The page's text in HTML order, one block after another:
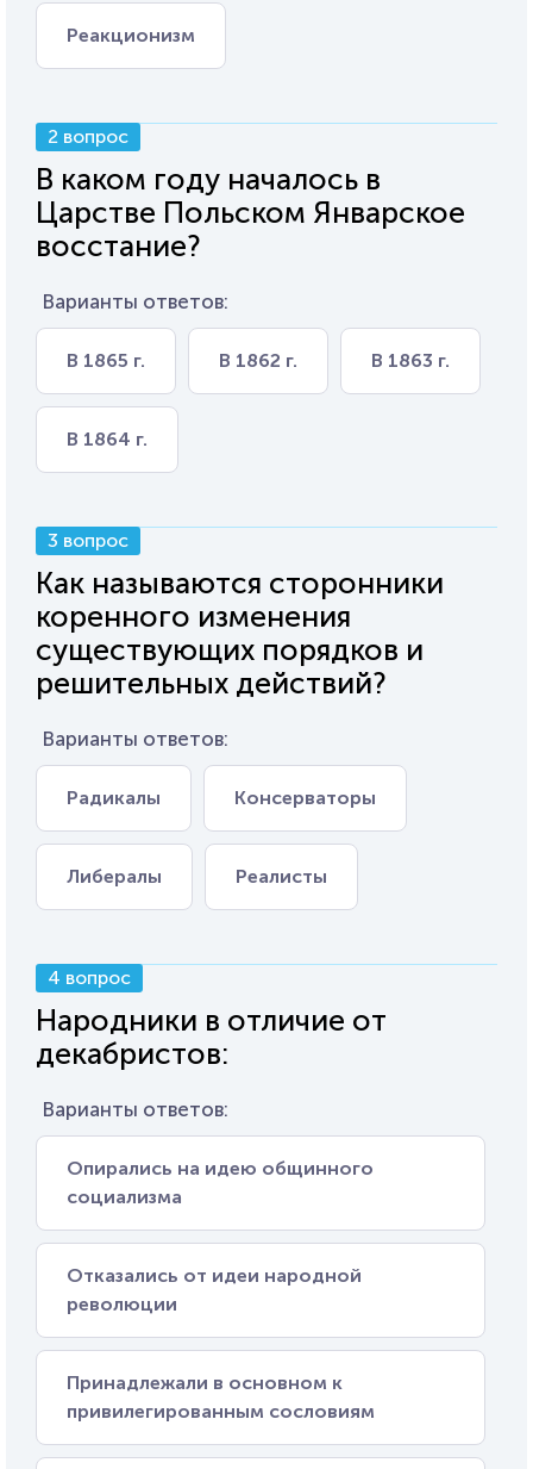
Реакционизм
2 вопрос
В каком году началось в
Царстве Польском Январское
восстание?
Варианты ответов:
В 1865 г. В 1862 г. В 1863 г.
В 1864 г.
3 вопрос
Как называются сторонники
коренного изменения
существующих порядков и
решительных действий?
Варианты ответов:
Радикалы Консерваторы
Либералы Реалисты
4 вопрос
Народники в отличие от
декабристов:
Варианты ответов:
Опирались на идею общинного
социализма
Отказались от идеи народной
революции
Принадлежали в основном к
привилегированным сословиям